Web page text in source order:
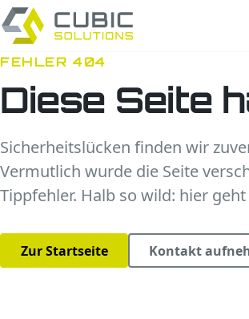
FEHLER 404
Diese Seite
Sicherheitslücken finden wir
Vermutlich wurde die Seite
Tippfehler. Halb so wild: hier geht
Zur Startseite Kontakt